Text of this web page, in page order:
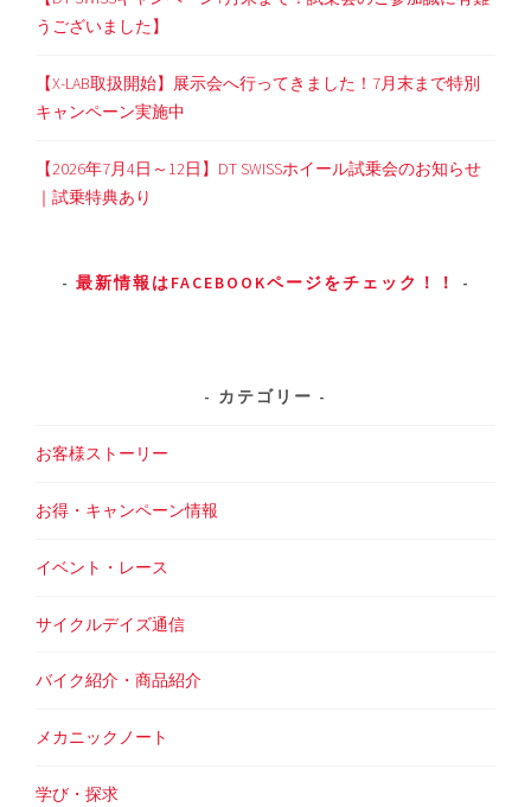
うございました】
【X-LAB取扱開始】展示会へ行ってきました！7月末まで特別
キャンペーン実施中
【2026年7月4日～12日】DT SWISSホイール試乗会のお知らせ
｜試乗特典あり
最新情報はFACEBOOKページをチェック！！
カテゴリー
お客様ストーリー
お得・キャンペーン情報
イベント・レース
サイクルデイズ通信
バイク紹介・商品紹介
メカニックノート
学び・探求